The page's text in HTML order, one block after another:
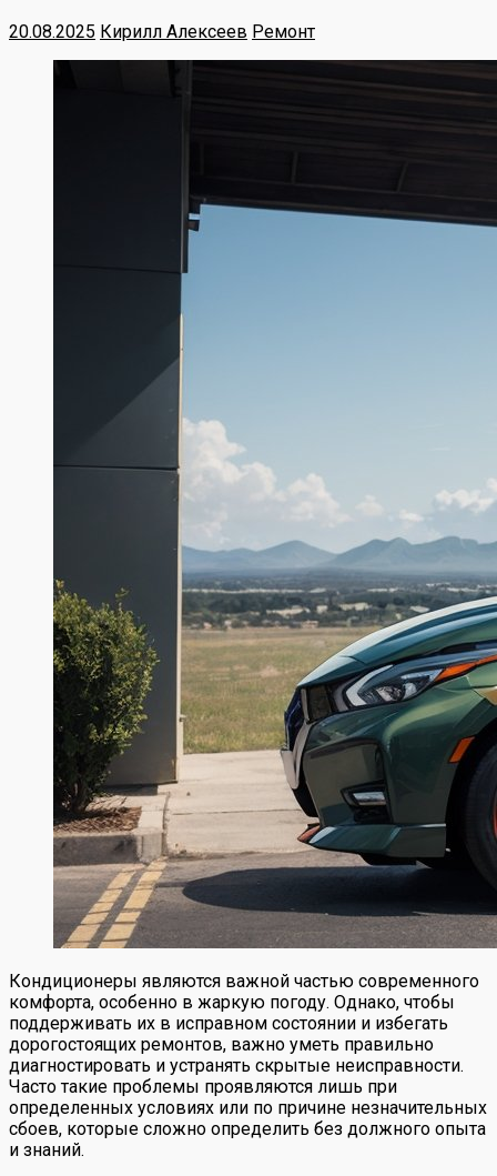
20.08.2025 Кирилл Алексеев Ремонт
Кондиционеры являются важной частью современного
комфорта, особенно в жаркую погоду. Однако, чтобы
поддерживать их в исправном состоянии и избегать
дорогостоящих ремонтов, важно уметь правильно
диагностировать и устранять скрытые неисправности.
Часто такие проблемы проявляются лишь при
определенных условиях или по причине незначительных
сбоев, которые сложно определить без должного опыта
и знаний.